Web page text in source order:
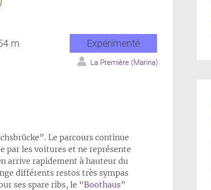
m Expérimenté
La Première (Marina)
Le parcours continue
par les voitures et ne représente
arrive rapidement à hauteur du
différents restos très sympas
ses spare ribs, le “Boothaus”